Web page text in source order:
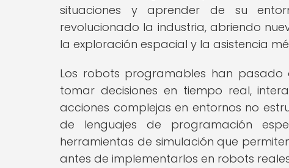
situaciones y aprender de su
revolucionado la industria, abriendo
la exploración espacial y la asistencia
Los robots programables han
tomar decisiones en tiempo real,
acciones complejas en entornos no
de lenguajes de programación
herramientas de simulación que
antes de implementarlos en robots